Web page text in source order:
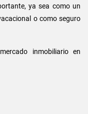
ya sea como un
o como seguro
inmobiliario en